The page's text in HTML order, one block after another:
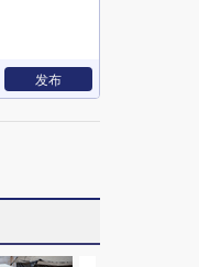
发布